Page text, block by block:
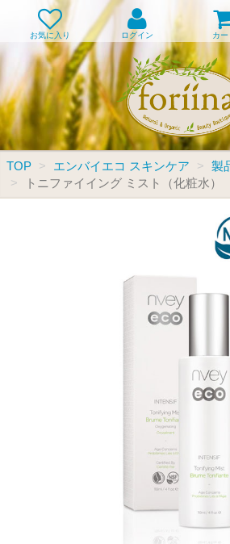
お気に入り ログイン カー
TOP エンバイエコ スキンケア
製
トニファイイング ミスト（化粧水）